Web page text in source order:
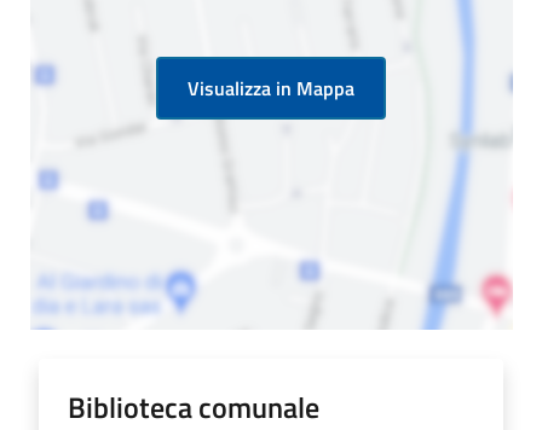
Visualizza in Mappa
Biblioteca comunale